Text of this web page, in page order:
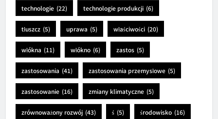
technologie (22) technologie produkcji (6)
tłuszcz (5) uprawa (5) właściwości (20)
włókna (11) włókno (6) zastos (5)
zastosowania (41) zastosowania przemysłowe (5)
zastosowanie (16) zmiany klimatyczne (5)
zrównoważony rozwój (43) ś (5) środowisko (16)